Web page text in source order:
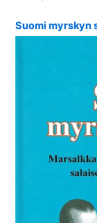
Suomi myrskyn